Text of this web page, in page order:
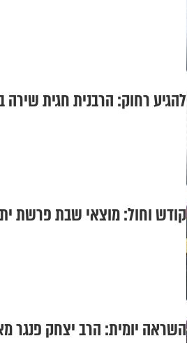
להגיע רחוק: הרבנית חגית
קודש וחול: מוצאי שבת פרשת
השראה יומית: הרב יצחק פנגר